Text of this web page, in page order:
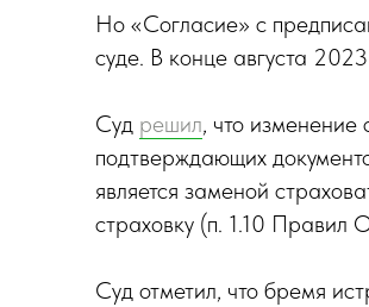
Но «Согласие» с
суде. В конце августа
Суд решил, что
подтверждающих
является заменой
страховку (п. 1.10 Правил
Суд отметил, что бремя